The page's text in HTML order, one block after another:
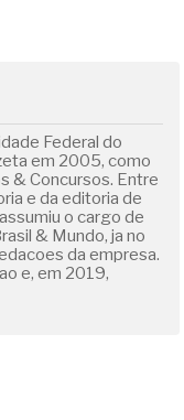
Federal do
em 2005, como
& Concursos. Entre
e da editoria de
o cargo de
& Mundo, ja no
da empresa.
e, em 2019,